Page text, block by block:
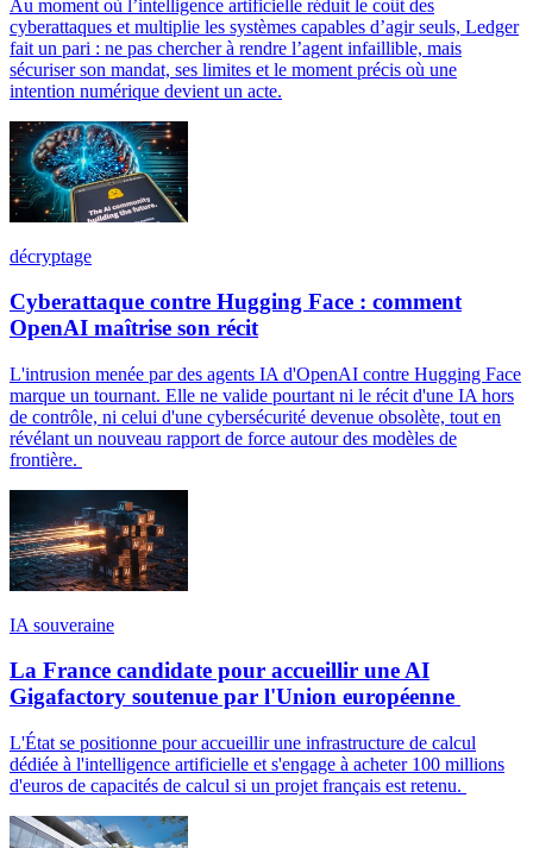
Au moment où l’intelligence artificielle réduit le coût des
cyberattaques et multiplie les systèmes capables d’agir seuls, Ledger
fait un pari : ne pas chercher à rendre l’agent infaillible, mais
sécuriser son mandat, ses limites et le moment précis où une
intention numérique devient un acte.
décryptage
Cyberattaque contre Hugging Face : comment
OpenAI maîtrise son récit
L'intrusion menée par des agents IA d'OpenAI contre Hugging Face
marque un tournant. Elle ne valide pourtant ni le récit d'une IA hors
de contrôle, ni celui d'une cybersécurité devenue obsolète, tout en
révélant un nouveau rapport de force autour des modèles de
frontière.
IA souveraine
La France candidate pour accueillir une AI
Gigafactory soutenue par l'Union européenne
L'État se positionne pour accueillir une infrastructure de calcul
dédiée à l'intelligence artificielle et s'engage à acheter 100 millions
d'euros de capacités de calcul si un projet français est retenu.